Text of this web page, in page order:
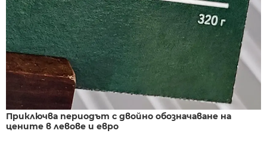
Приключва периодът с двойно обозначаване на
цените в левове и евро